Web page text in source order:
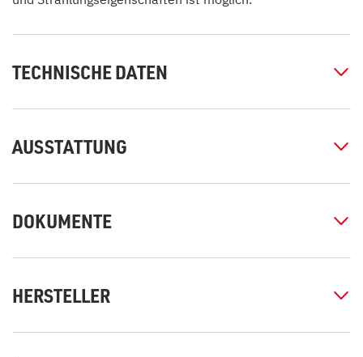
TECHNISCHE DATEN
AUSSTATTUNG
DOKUMENTE
HERSTELLER